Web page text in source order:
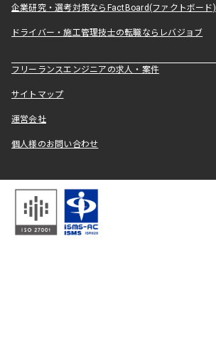
企業研究・選考対策ならFactBoard(ファクトボード)
ドライバー・施工管理技士の転職ならレバジョブ
フリーランスエンジニアの求人・案件
サイトマップ
運営会社
個人様のお問い合わせ